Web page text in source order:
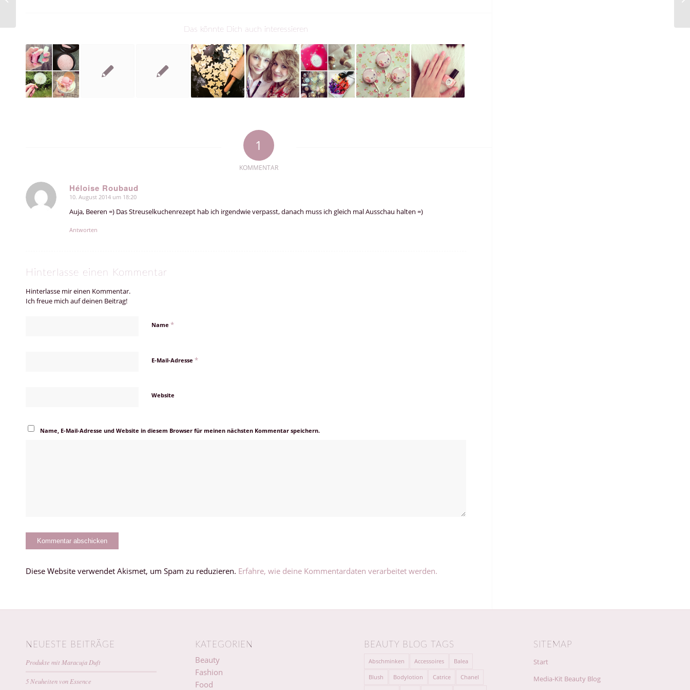
Das könnte Dich auch interessieren
1
KOMMENTAR
Héloise Roubaud
sagte:
10. August 2014 um 18:20
Auja, Beeren =) Das Streuselkuchenrezept hab ich irgendwie verpasst, danach muss ich gleich mal Ausschau halten =)
Antworten
Hinterlasse einen Kommentar
Hinterlasse mir einen Kommentar.
Ich freue mich auf deinen Beitrag!
Name *
E-Mail-Adresse *
Website
Name, E-Mail-Adresse und Website in diesem Browser für meinen nächsten Kommentar speichern.
Diese Website verwendet Akismet, um Spam zu reduzieren. Erfahre, wie deine Kommentardaten verarbeitet werden.
NEUESTE BEITRÄGE
Produkte mit Maracuja Duft
5 Neuheiten von Essence
KATEGORIEN
Beauty
Fashion
Food
BEAUTY BLOG TAGS
Abschminken Accessoires Balea
Blush Bodylotion Catrice Chanel
SITEMAP
Start
Media-Kit Beauty Blog